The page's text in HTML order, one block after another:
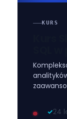
KURS
✓24